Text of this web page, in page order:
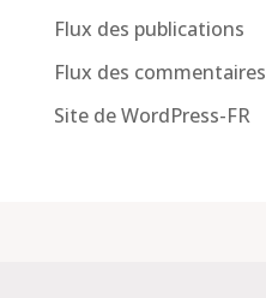
Flux des publications
Flux des commentaires
Site de WordPress-FR